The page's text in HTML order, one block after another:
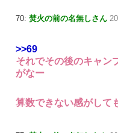
70: 焚火の前の名無しさん
>>69
それでその後のキャン
がなー
算数できない感がして